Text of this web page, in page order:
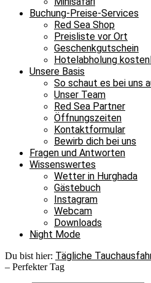
Buchung-Preise-Services
Red Sea Shop
Preisliste vor Ort
Geschenkgutschein
Hotelabholung
Unsere Basis
So schaut es bei uns
Unser Team
Red Sea Partner
Öffnungszeiten
Kontaktformular
Bewirb dich bei uns
Fragen und Antworten
Wissenswertes
Wetter in Hurghada
Gästebuch
Instagram
Webcam
Downloads
Night Mode
Du bist hier: Tägliche
– Perfekter Tag